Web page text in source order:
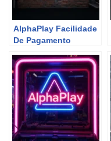
AlphaPlay Facilidade
De Pagamento